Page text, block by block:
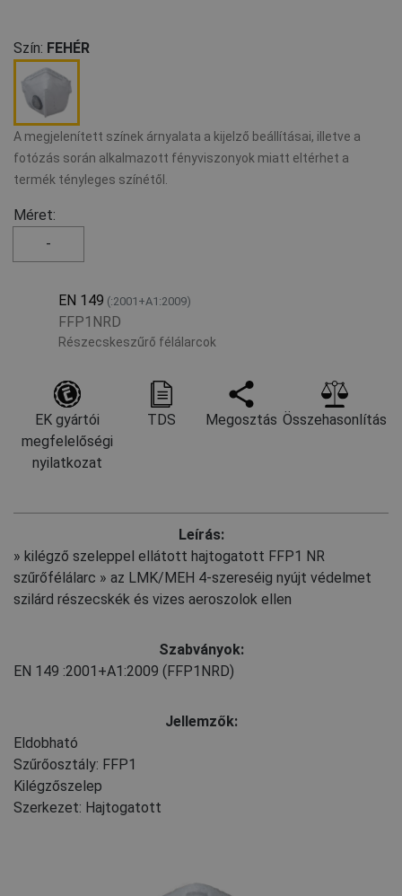
Szín: FEHÉR
A megjelenített színek árnyalata a kijelző beállításai, illetve a
fotózás során alkalmazott fényviszonyok miatt eltérhet a
termék tényleges színétől.
Méret:
-
EN 149 (:2001+A1:2009)
FFP1NRD
Részecskeszűrő félálarcok
EK gyártói
megfelelőségi
nyilatkozat
TDS Megosztás Összehasonlítás
Leírás:
» kilégző szeleppel ellátott hajtogatott FFP1 NR
szűrőfélálarc » az LMK/MEH 4-szereséig nyújt védelmet
szilárd részecskék és vizes aeroszolok ellen
Szabványok:
EN 149 :2001+A1:2009 (FFP1NRD)
Jellemzők:
Eldobható
Szűrőosztály: FFP1
Kilégzőszelep
Szerkezet: Hajtogatott